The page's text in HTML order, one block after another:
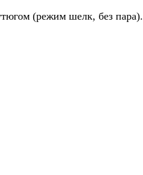
(режим шелк, без пара).